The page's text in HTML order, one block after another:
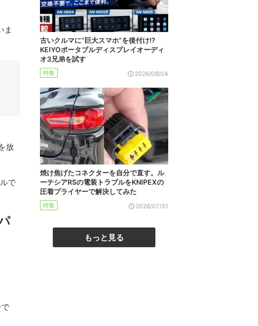
ま
放
で
古いクルマに“巨大スマホ”を後付け!?
KEIYOポータブルディスプレイオーディ
オ3兄弟を試す
特集 2026/08/04
焼け焦げたコネクターを自分で直す。ル
ーテシアRSの電装トラブルをKNIPEXの
圧着プライヤーで解決してみた
特集 2026/07/31
もっと見る